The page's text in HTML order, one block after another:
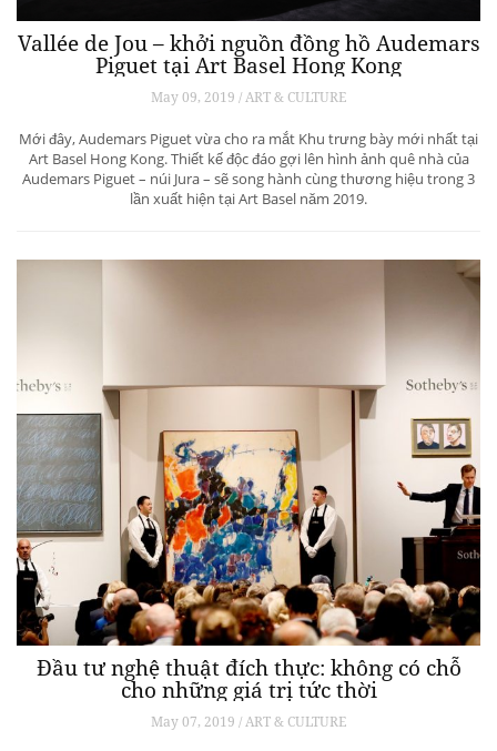
Vallée de Jou – khởi nguồn đồng hồ Audemars
Piguet tại Art Basel Hong Kong
May 09, 2019 / ART & CULTURE
Mới đây, Audemars Piguet vừa cho ra mắt Khu trưng bày mới nhất tại
Art Basel Hong Kong. Thiết kế độc đáo gợi lên hình ảnh quê nhà của
Audemars Piguet – núi Jura – sẽ song hành cùng thương hiệu trong 3
lần xuất hiện tại Art Basel năm 2019.
Đầu tư nghệ thuật đích thực: không có chỗ
cho những giá trị tức thời
May 07, 2019 / ART & CULTURE